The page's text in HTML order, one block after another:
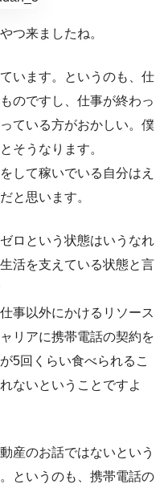
つ来ましたね。
います。というのも、仕
のですし、仕事が終わっ
ている方がおかしい。僕
そうなります。
して稼いでいる自分はえ
と思います。
ロという状態はいうなれ
活を支えている状態と言
事以外にかけるリソース
リアに携帯電話の契約を
5回くらい食べられるこ
ないということですよ
産のお話ではないという
というのも、携帯電話の